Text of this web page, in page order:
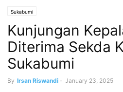
Sukabumi
Kunjungan
Diterima Sekda
Sukabumi
By Irsan Riswandi - January 23, 2025